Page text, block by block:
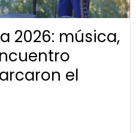
2026: música,
el